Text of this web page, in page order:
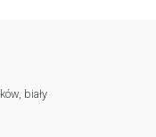
biały